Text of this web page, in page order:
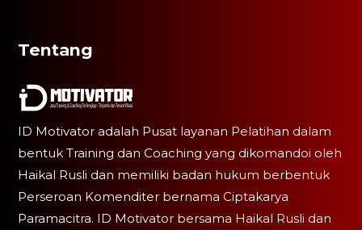
Tentang
ID Motivator adalah Pusat layanan Pelatihan dalam
bentuk Training dan Coaching yang dikomandoi oleh
Haikal Rusli dan memiliki badan hukum berbentuk
Perseroan Komenditer bernama Ciptakarya
Paramacitra. ID Motivator bersama Haikal Rusli dan